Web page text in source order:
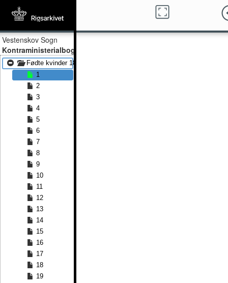
Vestenskov Sogn
Kontraministerialbog
Fødte kvinder 1814 - Fødte kvinder 1829
1
2
3
4
5
6
7
8
9
10
11
12
13
14
15
16
17
18
19